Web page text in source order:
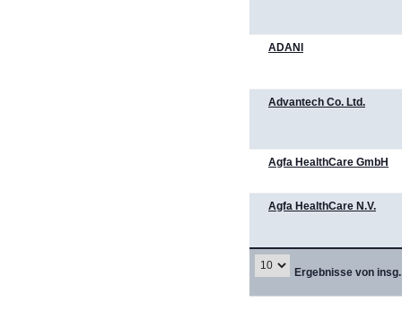
Ergebnisse von
ADANI
Advantech Co. Ltd.
Agfa HealthCare GmbH
Agfa HealthCare N.V.